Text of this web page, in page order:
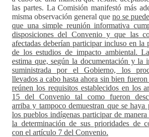
las partes. La Comisión manifestó más
misma observación general queno se
que una simple reunión informativa
disposiciones del Convenio y que las
afectadas deberían participar incluso en la
de los estudios de impacto ambiental.
estima que, según la documentación y la
suministrada por el Gobierno, los
llevados a cabo hasta ahora sin bien
reúnen los requisitos establecidos en los
15 del Convenio tal como fueron
arriba y tampoco demuestran que se haya
los pueblos indígenas participar de
la determinación de sus prioridades de
con el artículo 7 del Convenio.